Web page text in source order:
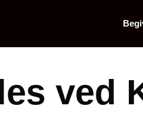
ved